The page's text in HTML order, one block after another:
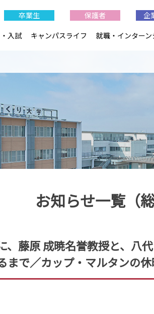
お知らせ一覧（
藤原 成暁名誉教授と、八
まで／カップ・マルタンの
卒業生 保護者 企
入試 キャンパスライフ 就職・インター